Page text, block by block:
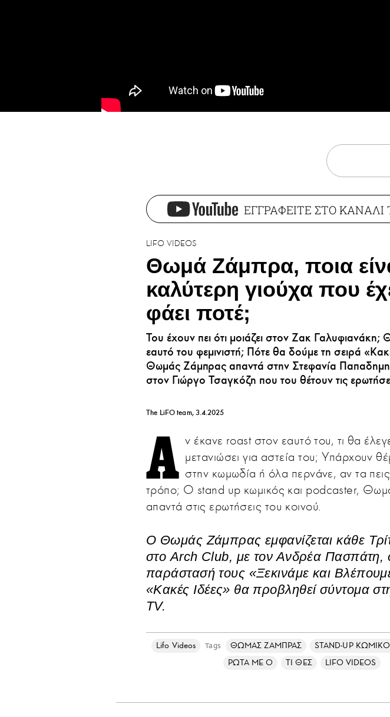
ΕΓΓΡΑΦΕΙΤΕ ΣΤΟ ΚΑΝΑΛΙ
LIFO VIDEOS
Θωμά Ζάμπρα, ποια
καλύτερη γιούχα που
φάει ποτέ;
Του έχουν πει ότι μοιάζει στον Ζακ Γαλυφιανάκη;
εαυτό του φεμινιστή; Πότε θα δούμε τη σειρά
Θωμάς Ζάμπρας απαντά στην Στεφανία
στον Γιώργο Τσαγκόζη που του θέτουν τις
The LiFO team 3.4.2025
Α ν έκανε roast στον εαυτό του, τι θα
μετανιώσει για αστεία του; Υπάρχουν
στην κωμωδία ή όλα περνάνε, αν τα
τρόπο; Ο stand up κωμικός και podcaster,
απαντά στις ερωτήσεις του κοινού.
Ο Θωμάς Ζάμπρας εμφανίζεται κάθε
στο Arch Club, με τον Ανδρέα Πασπάτη,
παράστασή τους «Ξεκινάμε και
«Κακές Ιδέες» θα προβληθεί σύντομα
TV.
Lifo Videos Tags ΘΩΜΑΣ ΖΑΜΠΡΑΣ STAND-UP
ΡΩΤΑ ΜΕ Ο
ΤΙ ΘΕΣ LIFO VIDEOS